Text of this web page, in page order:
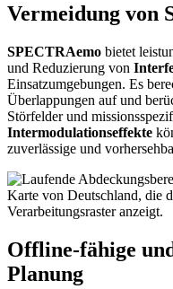
Vermeidung von
SPECTRAemo bietet
und Reduzierung von
Einsatzumgebungen. Es
Überlappungen auf und
Störfelder und
Intermodulationseffekte
zuverlässige und
Offline-fähige
Planung